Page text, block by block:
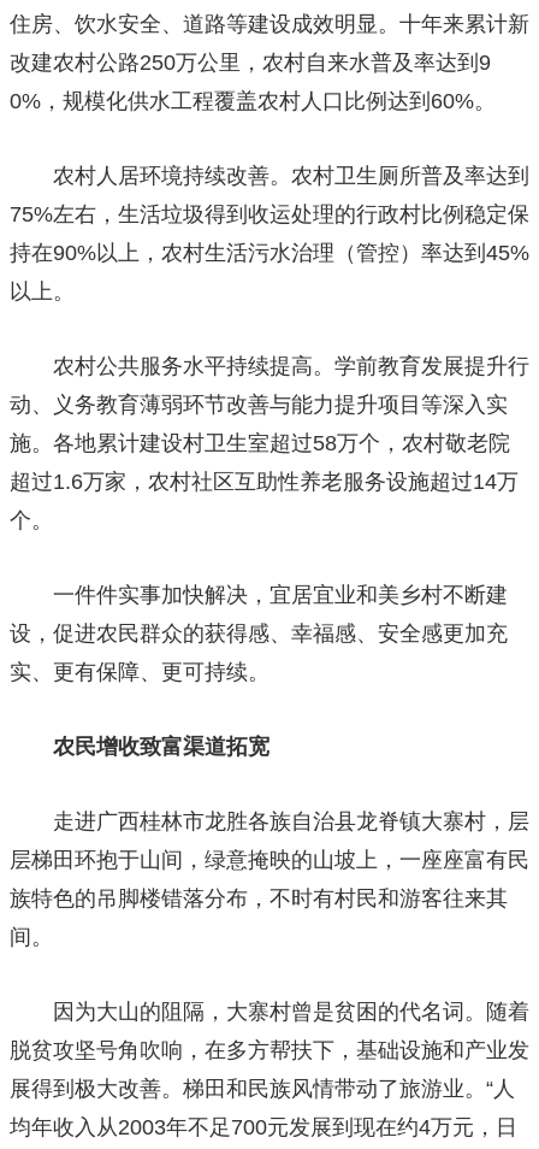
住房、饮水安全、道路等建设成效明显。十年来累计新
改建农村公路250万公里，农村自来水普及率达到9
0%，规模化供水工程覆盖农村人口比例达到60%。
农村人居环境持续改善。农村卫生厕所普及率达到
75%左右，生活垃圾得到收运处理的行政村比例稳定保
持在90%以上，农村生活污水治理（管控）率达到45%
以上。
农村公共服务水平持续提高。学前教育发展提升行
动、义务教育薄弱环节改善与能力提升项目等深入实
施。各地累计建设村卫生室超过58万个，农村敬老院
超过1.6万家，农村社区互助性养老服务设施超过14万
个。
一件件实事加快解决，宜居宜业和美乡村不断建
设，促进农民群众的获得感、幸福感、安全感更加充
实、更有保障、更可持续。
农民增收致富渠道拓宽
走进广西桂林市龙胜各族自治县龙脊镇大寨村，层
层梯田环抱于山间，绿意掩映的山坡上，一座座富有民
族特色的吊脚楼错落分布，不时有村民和游客往来其
间。
因为大山的阻隔，大寨村曾是贫困的代名词。随着
脱贫攻坚号角吹响，在多方帮扶下，基础设施和产业发
展得到极大改善。梯田和民族风情带动了旅游业。“人
均年收入从2003年不足700元发展到现在约4万元，日